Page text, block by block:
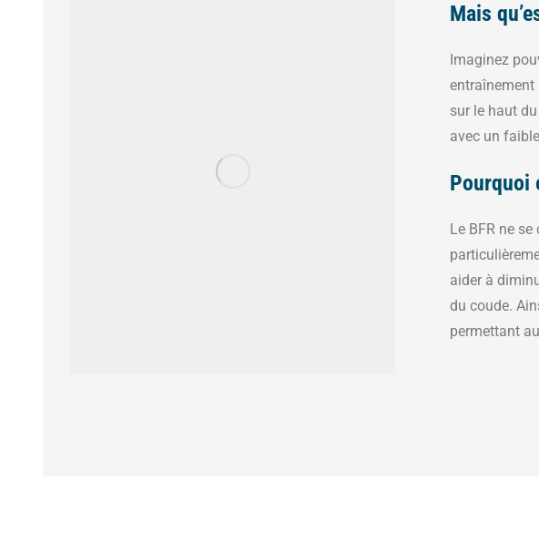
Mais
Imaginez
entraînement
sur le haut
avec un
Pourquoi
Le BFR ne
aider à
du coude.
permettant